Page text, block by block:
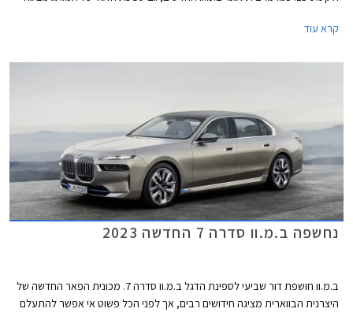
בגודל עצום עם מסגרת מוארת שגונב את ההצגה, ופנסי לד צרים מפוצלים
ומאחור מראה מינימליסטי עם יחידות תאורה צרות ופגוש גדול וחלק למדי. בכל
קרא עוד
נחשפה ב.מ.וו סדרה 7 החדשה 2023
ב.מ.וו חושפת דור שביעי לספינת הדגל ב.מ.וו סדרה 7. מכונית הפאר החדשה של
היצרנית הבווארית מציגה חידושים רבים, אך לפני הכל פשוט אי אפשר להתעלם